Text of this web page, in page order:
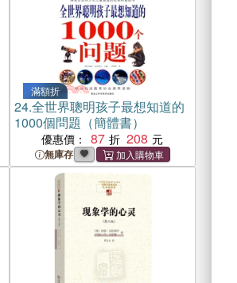
滿額折
24.全世界聰明孩子最想知道的
1000個問題（簡體書）
優惠價： 87 208
無庫存